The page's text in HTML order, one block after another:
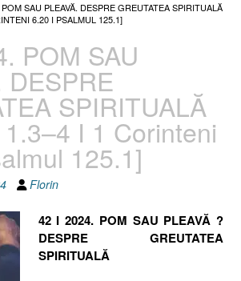
SAU PLEAVĂ. DESPRE GREUTATEA SPIRITUALĂ
6.20 I PSALMUL 125.1]
POM SAU
DESPRE
SPIRITUALĂ
I 1 Corinteni
125.1]
Florin
42 I 2024. POM SAU PLEAVĂ ?
DESPRE GREUTATEA
SPIRITUALĂ